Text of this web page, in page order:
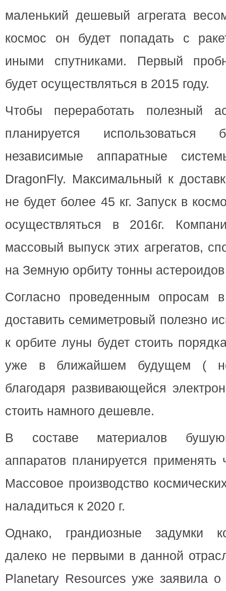
маленький дешевый агрегата
космос он будет попадать с
иными спутниками. Первый
будет осуществляться в 2015 году.
Чтобы переработать полезный
планируется использоваться
независимые аппаратные
DragonFly. Максимальный к
не будет более 45 кг. Запуск в
осуществляться в 2016г.
массовый выпуск этих агрегатов,
на Земную орбиту тонны астероидов
Согласно проведенным опросам
доставить семиметровый полезно
к орбите луны будет стоить
уже в ближайшем будущем (
благодаря развивающейся
стоить намного дешевле.
В составе материалов
аппаратов планируется применять
Массовое производство
наладиться к 2020 г.
Однако, грандиозные задумки
далеко не первыми в данной
Planetary Resources уже заявила